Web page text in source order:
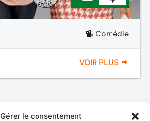
Gérer le consentement
Comédie
VOIR PLUS